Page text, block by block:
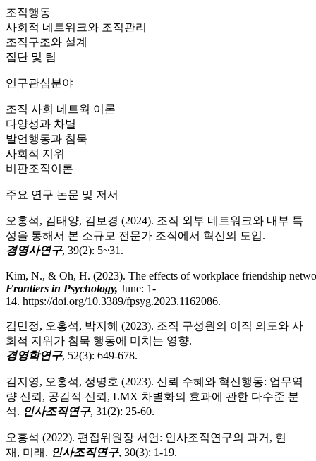
조직행동
사회적 네트워크와 조직관리
조직구조와 설계
집단 및 팀
연구관심분야
조직 사회 네트웍 이론
다양성과 차별
발언행동과 침묵
사회적 지위
비판조직이론
주요 연구 논문 및 저서
오홍석, 김태양, 김보경 (2024). 조직 외부 네트워크와 내부 특
성을 통해서 본 소규모 전문가 조직에서 혁신의 도입.
경영사연구, 39(2): 5~31.
Kim, N., & Oh, H. (2023). The effects of workplace friendship
Frontiers in Psychology, June: 1-
14. https://doi.org/10.3389/fpsyg.2023.1162086.
김민정, 오홍석, 박지혜 (2023). 조직 구성원의 이직 의도와 사
회적 지위가 침묵 행동에 미치는 영향.
경영학연구, 52(3): 649-678.
김지영, 오홍석, 정명호 (2023). 신뢰 수혜와 혁신행동: 업무역
량 신뢰, 공감적 신뢰, LMX 차별화의 효과에 관한 다수준 분
석. 인사조직연구, 31(2): 25-60.
오홍석 (2022). 편집위원장 서언: 인사조직연구의 과거, 현
재, 미래. 인사조직연구, 30(3): 1-19.